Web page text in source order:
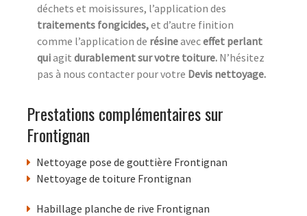
déchets et moisissures, l’application des
traitements fongicides,et d’autre finition
comme l’application de résineaveceffet perlant
quiagit durablement sur votre toiture. N’hésitez
pas à nous contacter pour votre Devis nettoyage.
Prestations complémentaires sur
Frontignan
Nettoyage pose de gouttière Frontignan
Nettoyage de toiture Frontignan
Habillage planche de rive Frontignan